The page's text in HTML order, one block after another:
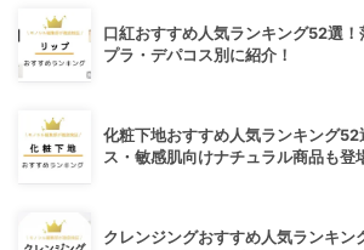
口紅おすすめ人気ランキング52選
プラ・デパコス別に紹介！
化粧下地おすすめ人気ランキング52
ス・敏感肌向けナチュラル商品も登
クレンジングおすすめ人気ランキン